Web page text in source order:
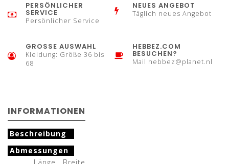
PERSÖNLICHER
SERVICE
Persönlicher Service
NEUES ANGEBOT
Täglich neues Angebot
GROSSE AUSWAHL
Kleidung: Größe 36 bis
68
HEBBEZ.COM
BESUCHEN?
Mail hebbez@planet.nl
INFORMATIONEN
Beschreibung
Abmessungen